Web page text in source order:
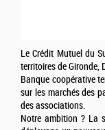
Le Crédit Mutuel du
territoires de Gironde,
Banque coopérative
sur les marchés des
des associations.
Notre ambition ? La